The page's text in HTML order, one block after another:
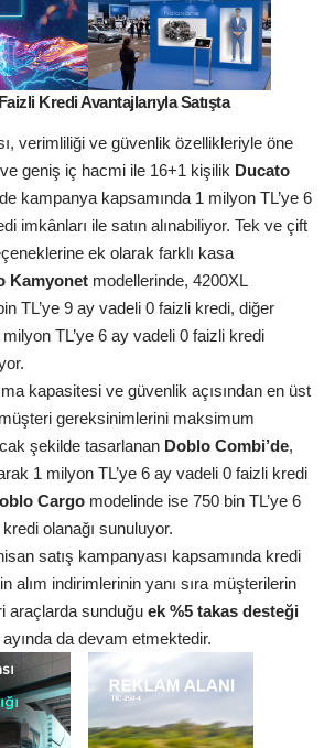
Kredi Avantajlarıyla Satışta
verimliliği ve güvenlik özellikleriyle öne
ve geniş iç hacmi ile 16+1 kişilik Ducato
kampanya kapsamında 1 milyon TL’ye 6
imkânları ile satın alınabiliyor. Tek ve çift
ek olarak farklı kasa
Kamyonet modellerinde, 4200XL
TL’ye 9 ay vadeli 0 faizli kredi, diğer
TL’ye 6 ay vadeli 0 faizli kredi
kapasitesi ve güvenlik açısından en üst
gereksinimlerini maksimum
şekilde tasarlanan Doblo Combi’de,
1 milyon TL’ye 6 ay vadeli 0 faizli kredi
Cargo modelinde ise 750 bin TL’ye 6
olanağı sunuluyor.
satış kampanyası kapsamında kredi
alım indirimlerinin yanı sıra müşterilerin
araçlarda sunduğu ek %5 takas desteği
da devam etmektedir.